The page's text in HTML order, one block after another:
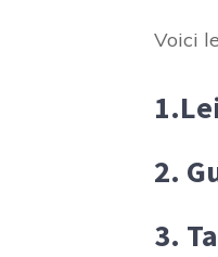
Voici
2.
3.